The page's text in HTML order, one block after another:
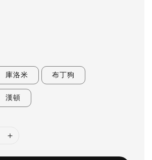
庫洛米 布丁狗
漢頓